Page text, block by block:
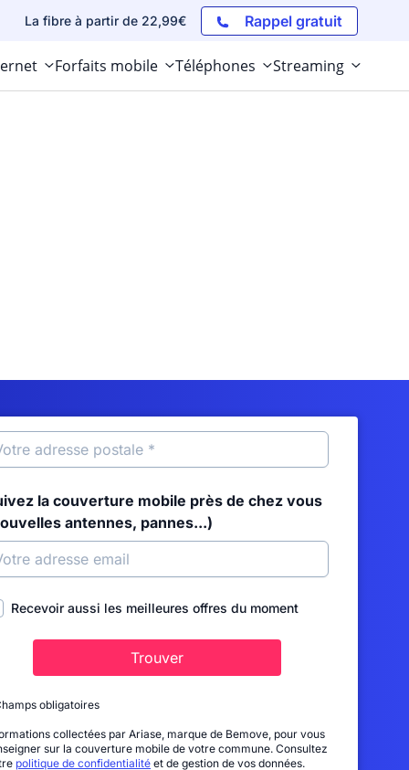
La fibre à partir de 22,99€ Rappel gratuit
Forfaits mobile Téléphones Streaming
la couverture mobile près de chez vous
antennes, pannes...)
Recevoir aussi les meilleures offres du moment
Trouver
obligatoires
collectées par Ariase, marque de Bemove, pour vous
sur la couverture mobile de votre commune. Consultez
politique de confidentialité et de gestion de vos données.